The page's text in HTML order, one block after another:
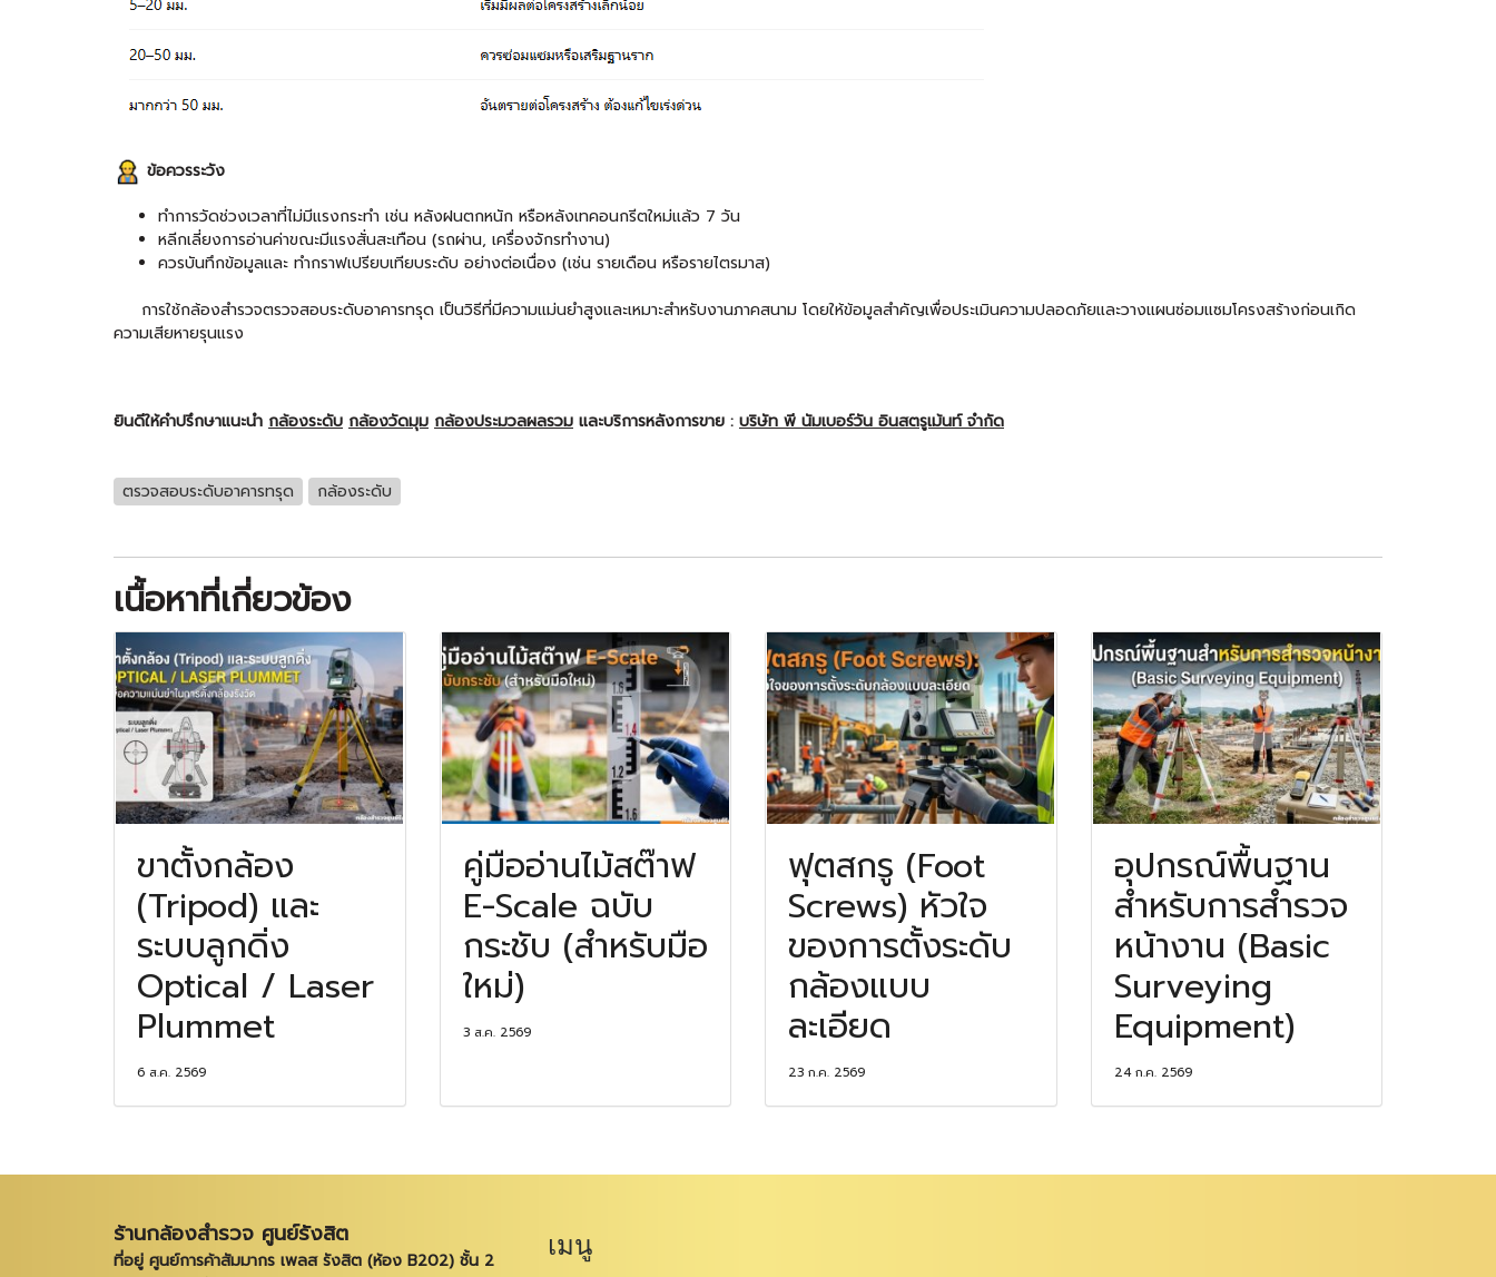
ข้อควรระวัง
ทำการวัดช่วงเวลาที่ไม่มีแรงกระทำ เช่น หลังฝนตกหนัก หรือหลังเทคอนกรีตใหม่แล้ว 7 วัน
หลีกเลี่ยงการอ่านค่าขณะมีแรงสั่นสะเทือน (รถผ่าน, เครื่องจักรทำงาน)
ควรบันทึกข้อมูลและ ทำกราฟเปรียบเทียบระดับ อย่างต่อเนื่อง (เช่น รายเดือน หรือรายไตรมาส)
การใช้กล้องสำรวจตรวจสอบระดับอาคารทรุด เป็นวิธีที่มีความแม่นยำสูงและเหมาะสำหรับงานภาคสนาม โดยให้ข้อมูลสำคัญเพื่อประเมินความปลอดภัยและวางแผนซ่อมแซมโครงสร้างก่อนเกิด
ความเสียหายรุนแรง
ยินดีให้คำปรึกษาแนะนำ กล้องระดับ กล้องวัดมุม กล้องประมวลผลรวม และบริการหลังการขาย : บริษัท พี นัมเบอร์วัน อินสตรูเม้นท์ จำกัด
ตรวจสอบระดับอาคารทรุด กล้องระดับ
เนื้อหาที่เกี่ยวข้อง
ขาตั้งกล้อง
(Tripod) และ
ระบบลูกดิ่ง
Optical / Laser
Plummet
6 ส.ค. 2569
คู่มืออ่านไม้สต๊าฟ
E-Scale ฉบับ
กระชับ (สำหรับมือ
ใหม่)
3 ส.ค. 2569
ฟุตสกรู (Foot
Screws) หัวใจ
ของการตั้งระดับ
กล้องแบบ
ละเอียด
23 ก.ค. 2569
อุปกรณ์พื้นฐาน
สำหรับการสำรวจ
หน้างาน (Basic
Surveying
Equipment)
24 ก.ค. 2569
ร้านกล้องสำรวจ ศูนย์รังสิต
ที่อยู่ ศูนย์การค้าสัมมากร เพลส รังสิต (ห้อง B202) ชั้น 2
เมนู